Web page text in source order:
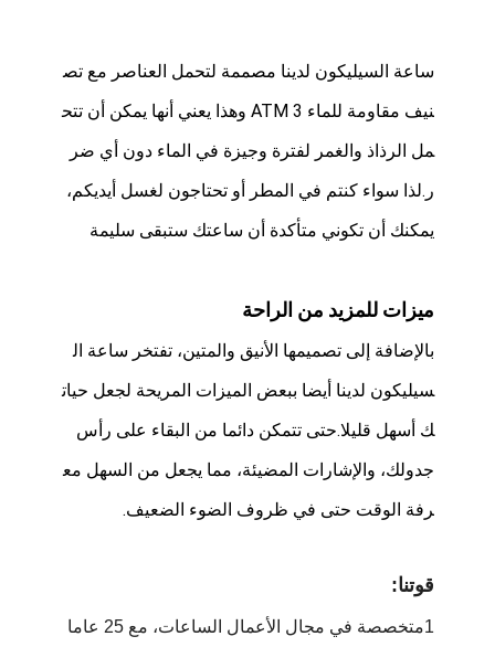
ساعة السيليكون لدينا مصممة لتحمل العناصر مع تص
نيف مقاومة للماء 3 ATM وهذا يعني أنها يمكن أن تتح
مل الرذاذ والغمر لفترة وجيزة في الماء دون أي ضر
ر.لذا سواء كنتم في المطر أو تحتاجون لغسل أيديكم،
يمكنك أن تكوني متأكدة أن ساعتك ستبقى سليمة
ميزات للمزيد من الراحة
بالإضافة إلى تصميمها الأنيق والمتين، تفتخر ساعة ال
سيليكون لدينا أيضا ببعض الميزات المريحة لجعل حيات
ك أسهل قليلا.حتى تتمكن دائما من البقاء على رأس
جدولك، والإشارات المضيئة، مما يجعل من السهل مع
رفة الوقت حتى في ظروف الضوء الضعيف.
قوتنا:
1متخصصة في مجال الأعمال الساعات، مع 25 عاما